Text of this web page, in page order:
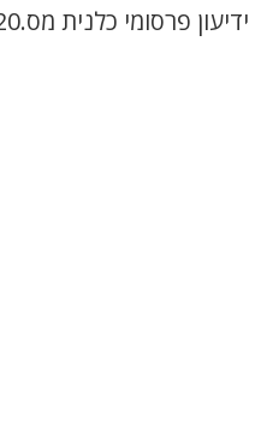
ידיעון פרסומי כלנית מס.20, תשפ"ה, 5.2.2025